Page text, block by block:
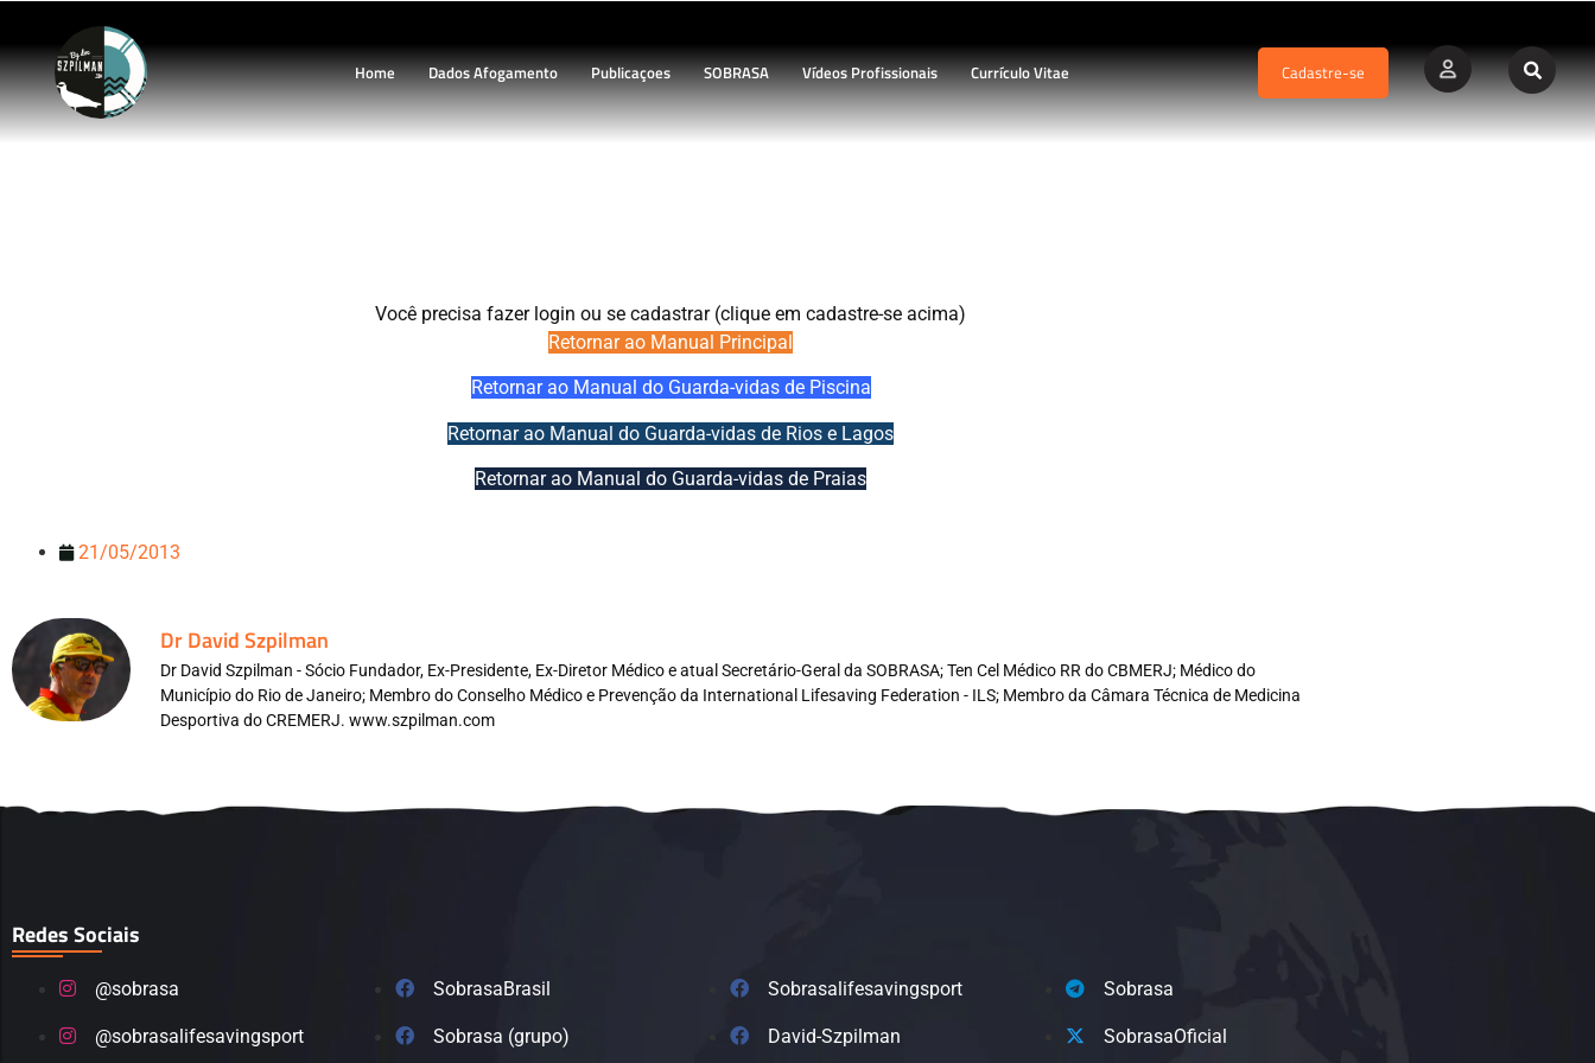
Home Dados Afogamento Publicaçoes SOBRASA Vídeos Profissionais Currículo Vitae Cadastre-se
Cap.4.j – Busca de Vítima ou Cadáver
Você precisa fazer login ou se cadastrar (clique em cadastre-se acima)
Retornar ao Manual Principal
Retornar ao Manual do Guarda-vidas de Piscina
Retornar ao Manual do Guarda-vidas de Rios e Lagos
Retornar ao Manual do Guarda-vidas de Praias
21/05/2013
Dr David Szpilman
Dr David Szpilman - Sócio Fundador, Ex-Presidente, Ex-Diretor Médico e atual Secretário-Geral da SOBRASA; Ten Cel Médico RR do CBMERJ; Médico do
Município do Rio de Janeiro; Membro do Conselho Médico e Prevenção da International Lifesaving Federation - ILS; Membro da Câmara Técnica de Medicina
Desportiva do CREMERJ. www.szpilman.com
Redes Sociais
@sobrasa
@sobrasalifesavingsport
SobrasaBrasil
Sobrasa (grupo)
Sobrasalifesavingsport
David-Szpilman
Sobrasa
SobrasaOficial